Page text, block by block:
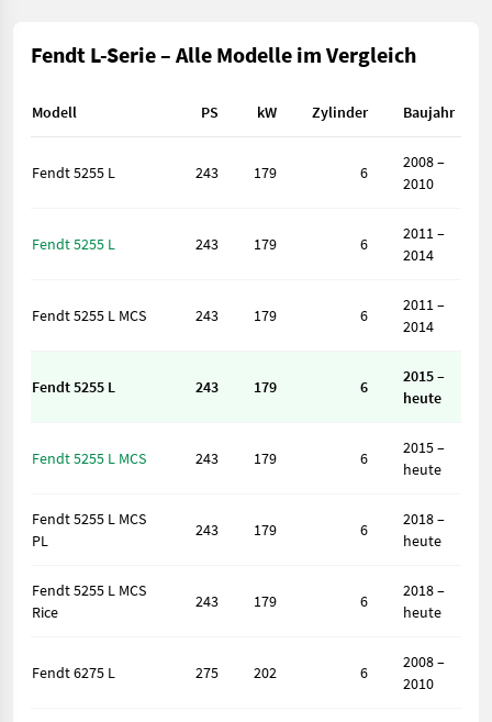
Fendt L-Serie – Alle Modelle im Vergleich
Modell PS kW Zylinder Baujahr
Fendt 5255 L 243 179 6
2008 –
2010
Fendt 5255 L 243 179 6
2011 –
2014
Fendt 5255 L MCS 243 179 6
2011 –
2014
Fendt 5255 L 243 179 6
2015 –
heute
Fendt 5255 L MCS 243 179 6
2015 –
heute
Fendt 5255 L MCS
PL
243 179 6
2018 –
heute
Fendt 5255 L MCS
Rice
243 179 6
2018 –
heute
Fendt 6275 L 275 202 6
2008 –
2010